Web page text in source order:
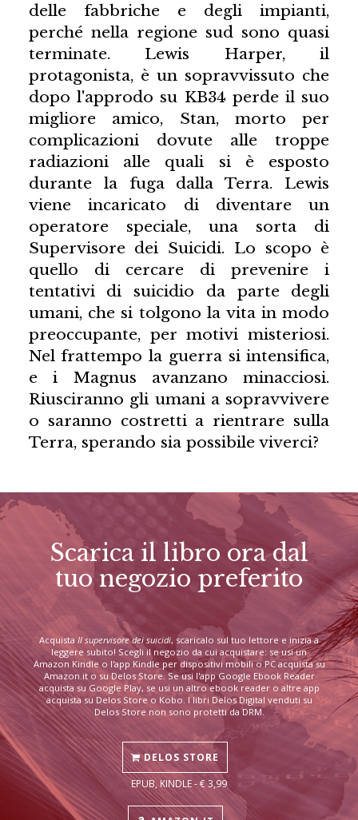
delle fabbriche e degli impianti,
perché nella regione sud sono quasi
terminate. Lewis Harper, il
protagonista, è un sopravvissuto che
dopo l'approdo su KB34 perde il suo
migliore amico, Stan, morto per
complicazioni dovute alle troppe
radiazioni alle quali si è esposto
durante la fuga dalla Terra. Lewis
viene incaricato di diventare un
operatore speciale, una sorta di
Supervisore dei Suicidi. Lo scopo è
quello di cercare di prevenire i
tentativi di suicidio da parte degli
umani, che si tolgono la vita in modo
preoccupante, per motivi misteriosi.
Nel frattempo la guerra si intensifica,
e i Magnus avanzano minacciosi.
Riusciranno gli umani a sopravvivere
o saranno costretti a rientrare sulla
Terra, sperando sia possibile viverci?
Scarica il libro ora dal
tuo negozio preferito
Acquista Il supervisore dei suicidi, scaricalo sul tuo lettore e inizia a
leggere subito! Scegli il negozio da cui acquistare: se usi un
Amazon Kindle o l'app Kindle per dispositivi mobili o PC acquista su
Amazon.it o su Delos Store. Se usi l'app Google Ebook Reader
acquista su Google Play, se usi un altro ebook reader o altre app
acquista su Delos Store o Kobo. I libri Delos Digital venduti su
Delos Store non sono protetti da DRM.
DELOS STORE
EPUB, KINDLE - € 3,99